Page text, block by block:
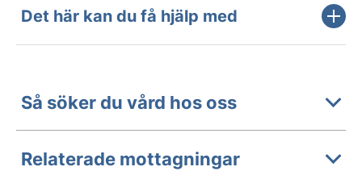
Det här kan du få hjälp med
Så söker du vård hos oss
Relaterade mottagningar